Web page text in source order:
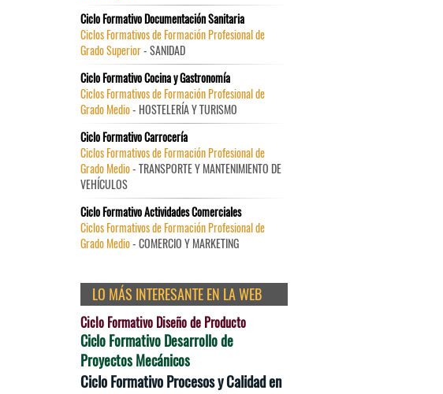
Ciclo Formativo Documentación Sanitaria
Ciclos Formativos de Formación Profesional de
Grado Superior- SANIDAD
Ciclo Formativo Cocina y Gastronomía
Ciclos Formativos de Formación Profesional de
Grado Medio- HOSTELERÍA Y TURISMO
Ciclo Formativo Carrocería
Ciclos Formativos de Formación Profesional de
Grado Medio- TRANSPORTE Y MANTENIMIENTO DE
VEHÍCULOS
Ciclo Formativo Actividades Comerciales
Ciclos Formativos de Formación Profesional de
Grado Medio- COMERCIO Y MARKETING
LO MÁS INTERESANTE EN LA WEB
Ciclo Formativo Diseño de Producto
Ciclo Formativo Desarrollo de
Proyectos Mecánicos
Ciclo Formativo Procesos y Calidad en